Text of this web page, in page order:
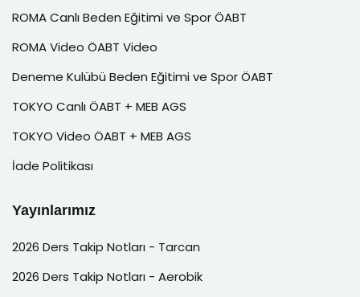
ROMA Canlı Beden Eğitimi ve Spor ÖABT
ROMA Video ÖABT Video
Deneme Kulübü Beden Eğitimi ve Spor ÖABT
TOKYO Canlı ÖABT + MEB AGS
TOKYO Video ÖABT + MEB AGS
İade Politikası
Yayınlarımız
2026 Ders Takip Notları - Tarcan
2026 Ders Takip Notları - Aerobik